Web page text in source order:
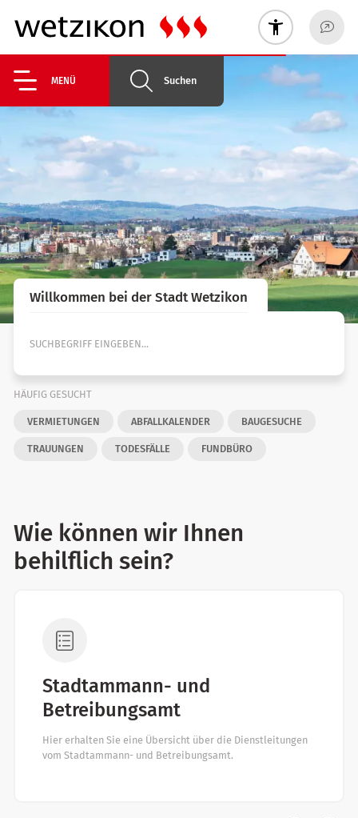
MENÜ Suchen
Willkommen bei der Stadt Wetzikon
Suche
HÄUFIG GESUCHT
VERMIETUNGEN ABFALLKALENDER BAUGESUCHE
TRAUUNGEN TODESFÄLLE FUNDBÜRO
Wie können wir Ihnen
behilflich sein?
Stadtammann- und
Betreibungsamt
Hier erhalten Sie eine Übersicht über die Dienstleitungen
vom Stadtammann- und Betreibungsamt.